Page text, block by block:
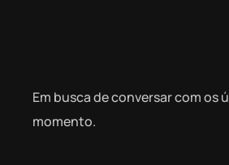
Em busca de conversar com os
momento.